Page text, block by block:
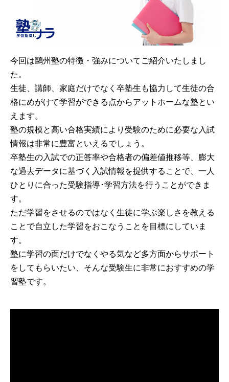
今回は鷗州塾の特徴・強みについてご紹介いたしまし
た。
生徒、講師、家庭だけでなく卒塾生も協力して生徒の合
格にめがけて学習ができる点からアットホームな塾とい
えます。
塾の規模と高い合格実績により受験のために必要な入試
情報は非常に豊富といえるでしょう。
卒塾生の入試での正答率や合格者の偏差値推移等、膨大
な過去データに基づく入試情報を提供することで、一人
ひとりに合った受験指導･学習方法を行うことができま
す。
ただ学習をさせるのではなく生徒に学ぶ楽しさを教える
ことで自立した学習をおこなうことを目標にしていま
す。
塾に学習の面だけでなくやる気など多方面からサポート
をしてもらいたい、そんな受験生に非常におすすめの学
習塾です。